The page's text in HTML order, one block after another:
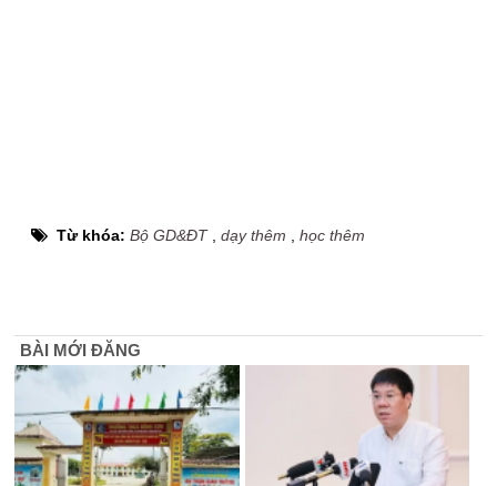
Từ khóa:Bộ GD&ĐT,dạy thêm ,học thêm
BÀI MỚI ĐĂNG